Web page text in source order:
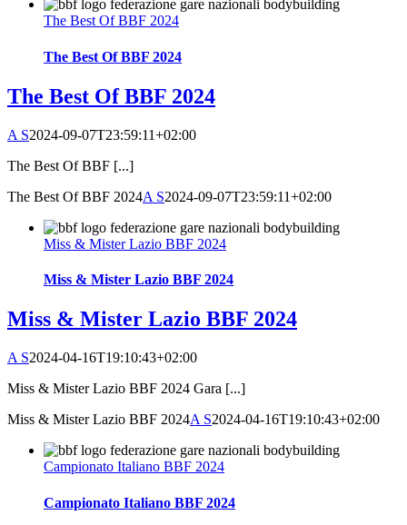
The Best Of BBF 2024
The Best Of BBF 2024
The Best Of BBF 2024
A S2024-09-07T23:59:11+02:00
The Best Of BBF [...]
The Best Of BBF 2024A S2024-09-07T23:59:11+02:00
Miss & Mister Lazio BBF 2024
Miss & Mister Lazio BBF 2024
Miss & Mister Lazio BBF 2024
A S2024-04-16T19:10:43+02:00
Miss & Mister Lazio BBF 2024 Gara [...]
Miss & Mister Lazio BBF 2024A S2024-04-16T19:10:43+02:00
Campionato Italiano BBF 2024
Campionato Italiano BBF 2024